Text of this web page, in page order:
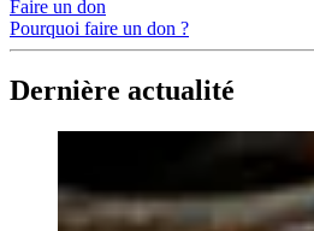
Faire un don
Pourquoi faire un don ?
Dernière actualité